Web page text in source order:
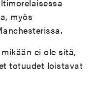
myös
ei ole sitä,
totuudet loistavat